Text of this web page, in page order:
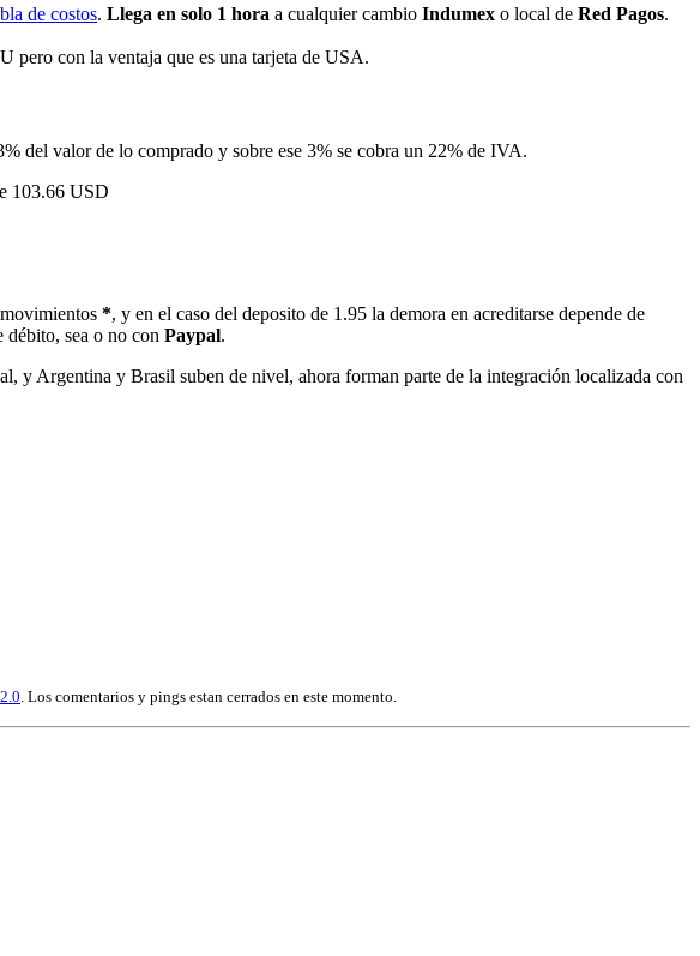
de costos. Llega en solo 1 hora a cualquier cambio Indumex o local de Red Pagos.
pero con la ventaja que es una tarjeta de USA.
del valor de lo comprado y sobre ese 3% se cobra un 22% de IVA.
103.66 USD
*, y en el caso del deposito de 1.95 la demora en acreditarse depende de
débito, sea o no con Paypal.
y Argentina y Brasil suben de nivel, ahora forman parte de la integración localizada con
. Los comentarios y pings estan cerrados en este momento.